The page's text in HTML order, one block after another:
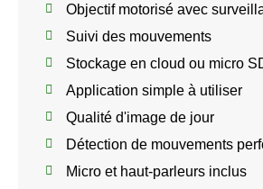
Objectif motorisé avec
Suivi des mouvements
Stockage en cloud ou micro
Application simple à utiliser
Qualité d'image de jour
Détection de mouvements
Micro et haut-parleurs inclus